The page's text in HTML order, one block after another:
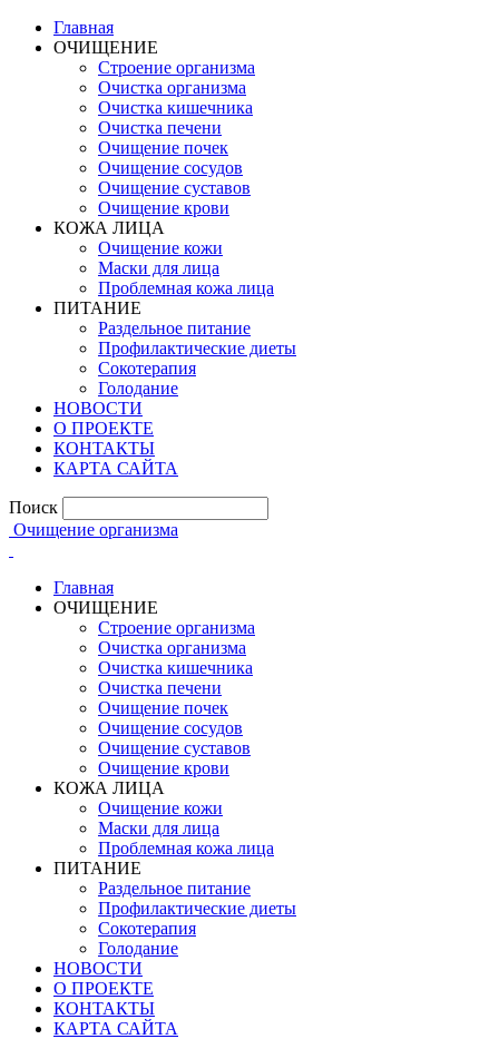
Главная
ОЧИЩЕНИЕ
Строение организма
Очистка организма
Очистка кишечника
Очистка печени
Очищение почек
Очищение сосудов
Очищение суставов
Очищение крови
КОЖА ЛИЦА
Очищение кожи
Маски для лица
Проблемная кожа лица
ПИТАНИЕ
Раздельное питание
Профилактические диеты
Сокотерапия
Голодание
НОВОСТИ
О ПРОЕКТЕ
КОНТАКТЫ
КАРТА САЙТА
Поиск
Очищение организма
Главная
ОЧИЩЕНИЕ
Строение организма
Очистка организма
Очистка кишечника
Очистка печени
Очищение почек
Очищение сосудов
Очищение суставов
Очищение крови
КОЖА ЛИЦА
Очищение кожи
Маски для лица
Проблемная кожа лица
ПИТАНИЕ
Раздельное питание
Профилактические диеты
Сокотерапия
Голодание
НОВОСТИ
О ПРОЕКТЕ
КОНТАКТЫ
КАРТА САЙТА